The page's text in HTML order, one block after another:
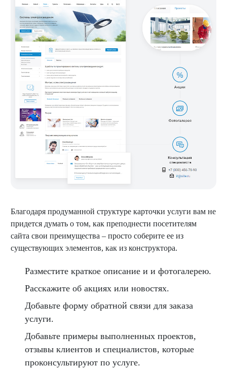
Благодаря продуманной структуре карточки услуги вам не
придется думать о том, как преподнести посетителям
сайта свои преимущества – просто соберите ее из
существующих элементов, как из конструктора.
Разместите краткое описание и и фотогалерею.
Расскажите об акциях или новостях.
Добавьте форму обратной связи для заказа
услуги.
Добавьте примеры выполненных проектов,
отзывы клиентов и специалистов, которые
проконсультируют по услуге.